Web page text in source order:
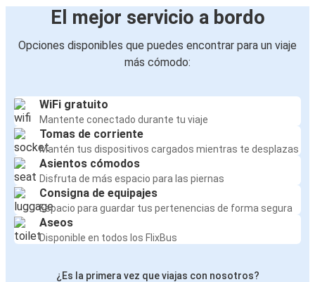
El mejor servicio a bordo
Opciones disponibles que puedes encontrar para un viaje
más cómodo:
WiFi gratuito
Mantente conectado durante tu viaje
Tomas de corriente
Mantén tus dispositivos cargados mientras te desplazas
Asientos cómodos
Disfruta de más espacio para las piernas
Consigna de equipajes
Espacio para guardar tus pertenencias de forma segura
Aseos
Disponible en todos los FlixBus
¿Es la primera vez que viajas con nosotros?